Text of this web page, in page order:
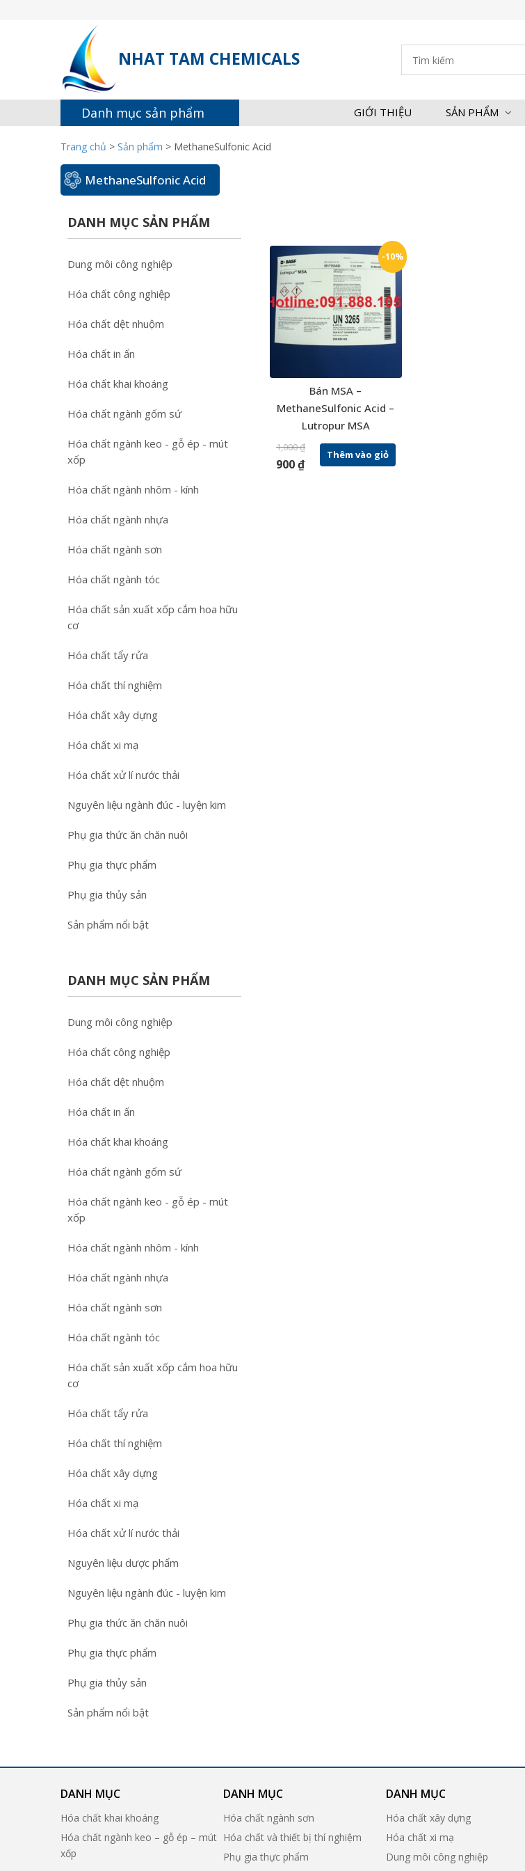
NHAT TAM CHEMICALS
Danh mục sản phẩm GIỚI THIỆU SẢN PHẨM
Trang chủ > Sản phẩm > MethaneSulfonic Acid
MethaneSulfonic Acid
-10%
Bán MSA –
MethaneSulfonic Acid –
Lutropur MSA
1,000₫
900₫
Thêm vào giỏ
DANH MỤC SẢN PHẨM
Dung môi công nghiệp
Hóa chất công nghiệp
Hóa chất dệt nhuộm
Hóa chất in ấn
Hóa chất khai khoáng
Hóa chất ngành gốm sứ
Hóa chất ngành keo - gỗ ép - mút
xốp
Hóa chất ngành nhôm - kính
Hóa chất ngành nhựa
Hóa chất ngành sơn
Hóa chất ngành tóc
Hóa chất sản xuất xốp cắm hoa hữu
cơ
Hóa chất tẩy rửa
Hóa chất thí nghiệm
Hóa chất xây dựng
Hóa chất xi mạ
Hóa chất xử lí nước thải
Nguyên liệu ngành đúc - luyện kim
Phụ gia thức ăn chăn nuôi
Phụ gia thực phẩm
Phụ gia thủy sản
Sản phẩm nổi bật
DANH MỤC SẢN PHẨM
Dung môi công nghiệp
Hóa chất công nghiệp
Hóa chất dệt nhuộm
Hóa chất in ấn
Hóa chất khai khoáng
Hóa chất ngành gốm sứ
Hóa chất ngành keo - gỗ ép - mút
xốp
Hóa chất ngành nhôm - kính
Hóa chất ngành nhựa
Hóa chất ngành sơn
Hóa chất ngành tóc
Hóa chất sản xuất xốp cắm hoa hữu
cơ
Hóa chất tẩy rửa
Hóa chất thí nghiệm
Hóa chất xây dựng
Hóa chất xi mạ
Hóa chất xử lí nước thải
Nguyên liệu dược phẩm
Nguyên liệu ngành đúc - luyện kim
Phụ gia thức ăn chăn nuôi
Phụ gia thực phẩm
Phụ gia thủy sản
Sản phẩm nổi bật
DANH MỤC
Hóa chất khai khoáng
Hóa chất ngành keo – gỗ ép – mút
xốp
DANH MỤC
Hóa chất ngành sơn
Hóa chất và thiết bị thí nghiệm
Phụ gia thực phẩm
DANH MỤC
Hóa chất xây dựng
Hóa chất xi mạ
Dung môi công nghiệp